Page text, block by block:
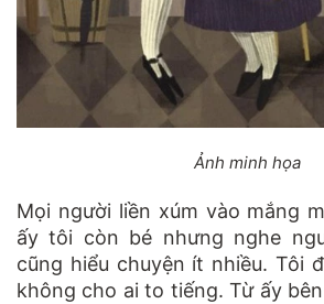
Ảnh minh họa
Mọi người liền xúm vào mắng
ấy tôi còn bé nhưng nghe
cũng hiểu chuyện ít nhiều. Tôi
không cho ai to tiếng. Từ ấy